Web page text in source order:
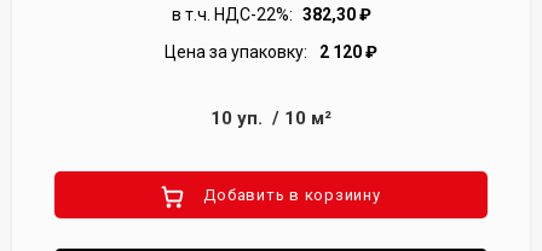
в т.ч. НДС-22%: 382,30₽
Цена за упаковку:
2 120₽
10 уп. / 10 м²
Добавить в корзиину